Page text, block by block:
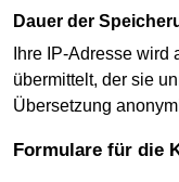
Dauer der
Ihre IP-Adresse wird
übermittelt, der sie
Übersetzung
Formulare für die